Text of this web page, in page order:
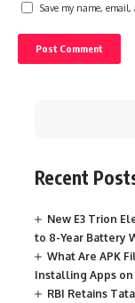
Save my name,
Recent
New E3 Trion
to 8-Year Battery
What Are APK
Installing Apps on
RBI Retains